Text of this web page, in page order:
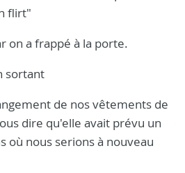
flirt"
on a frappé à la porte.
sortant
de nos vêtements de
dire qu'elle avait prévu un
où nous serions à nouveau